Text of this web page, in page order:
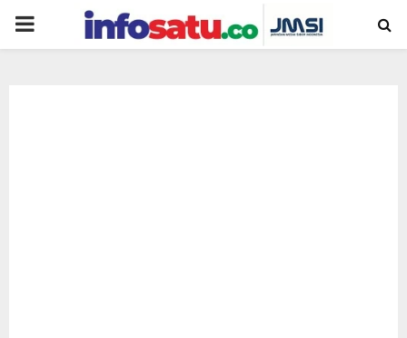
PRIMARY